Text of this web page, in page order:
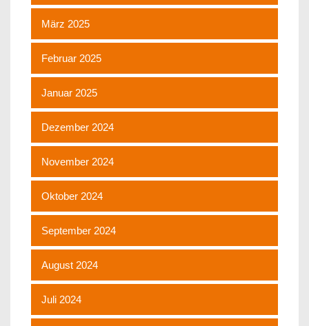
März 2025
Februar 2025
Januar 2025
Dezember 2024
November 2024
Oktober 2024
September 2024
August 2024
Juli 2024